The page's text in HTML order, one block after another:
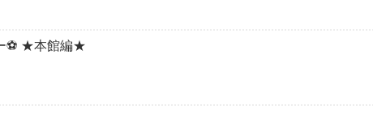
⚽️ ★本館編★